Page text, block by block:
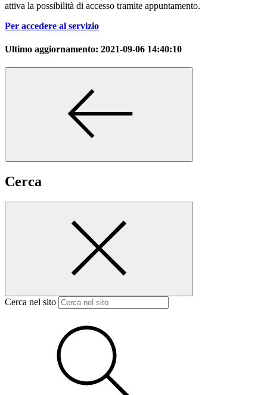
attiva la possibilità di accesso tramite appuntamento.
Per accedere al servizio
Ultimo aggiornamento: 2021-09-06 14:40:10
Cerca
Cerca nel sito